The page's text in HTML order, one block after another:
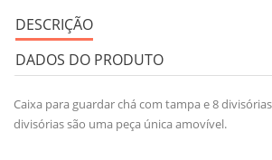
DESCRIÇÃO
DADOS DO PRODUTO
Caixa para guardar chá com tampa e 8
divisórias são uma peça única amovível.